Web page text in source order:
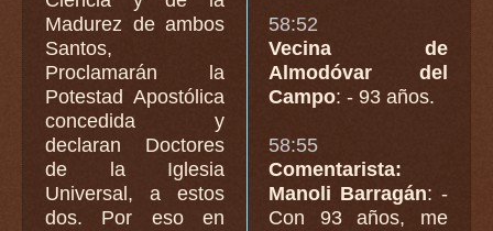
Madurez de ambos
Santos,
Proclamarán la
Potestad Apostólica
concedida y
declaran Doctores
de la Iglesia
Universal, a estos
dos. Por eso en
58:52
Vecina de
Almodóvar del
Campo: - 93 años.
58:55
Comentarista:
Manoli Barragán: -
Con 93 años, me